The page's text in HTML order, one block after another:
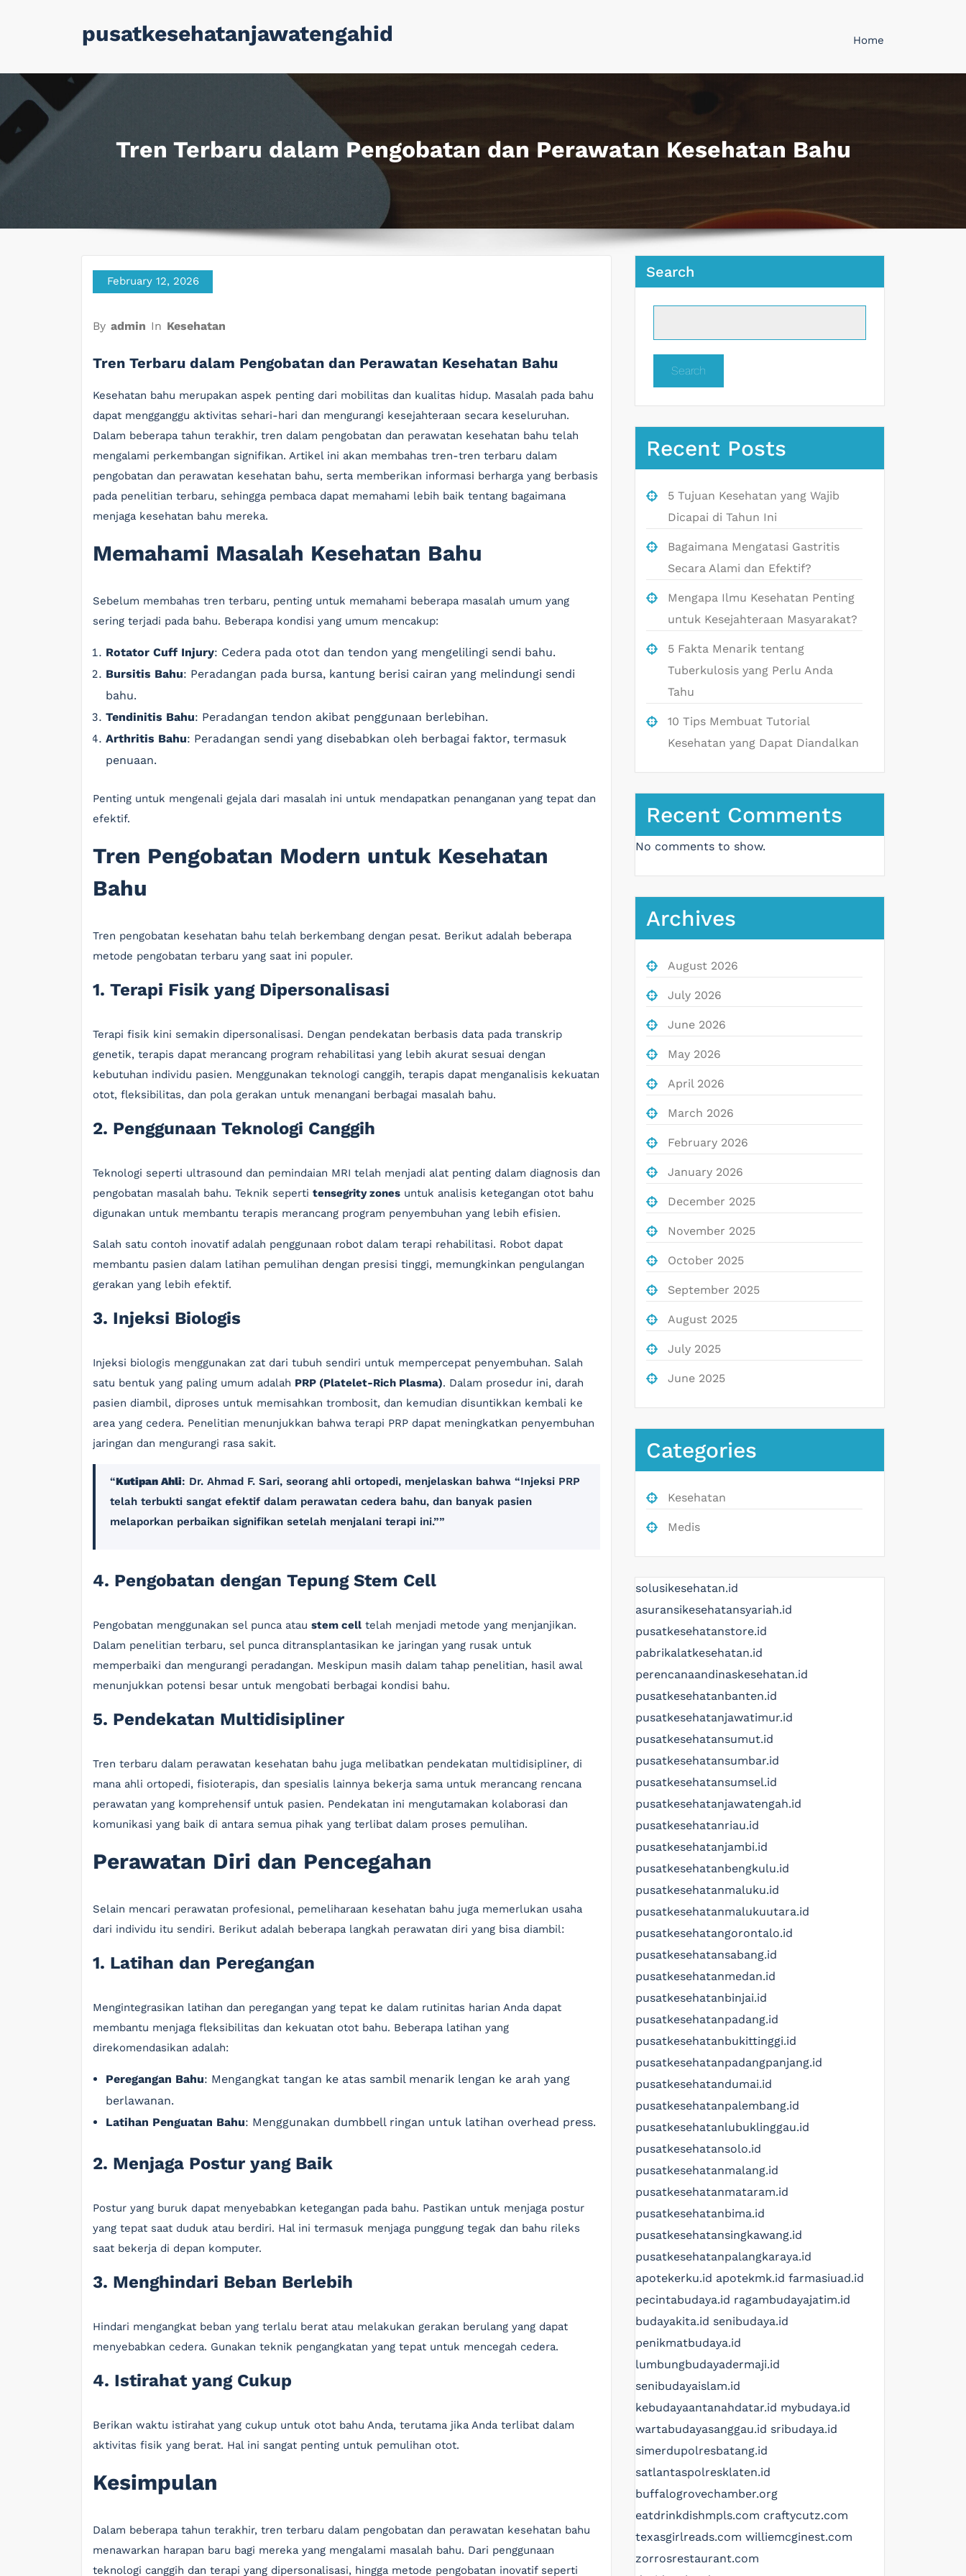
pusatkesehatanjawatengahid Home
Tren Terbaru dalam Pengobatan dan Perawatan Kesehatan Bahu
February 12, 2026
By admin In Kesehatan
Tren Terbaru dalam Pengobatan dan Perawatan Kesehatan Bahu
Kesehatan bahu merupakan aspek penting dari mobilitas dan kualitas hidup. Masalah pada bahu
dapat mengganggu aktivitas sehari-hari dan mengurangi kesejahteraan secara keseluruhan.
Dalam beberapa tahun terakhir, tren dalam pengobatan dan perawatan kesehatan bahu telah
mengalami perkembangan signifikan. Artikel ini akan membahas tren-tren terbaru dalam
pengobatan dan perawatan kesehatan bahu, serta memberikan informasi berharga yang berbasis
pada penelitian terbaru, sehingga pembaca dapat memahami lebih baik tentang bagaimana
menjaga kesehatan bahu mereka.
Memahami Masalah Kesehatan Bahu
Sebelum membahas tren terbaru, penting untuk memahami beberapa masalah umum yang
sering terjadi pada bahu. Beberapa kondisi yang umum mencakup:
Rotator Cuff Injury: Cedera pada otot dan tendon yang mengelilingi sendi bahu.
Bursitis Bahu: Peradangan pada bursa, kantung berisi cairan yang melindungi sendi
bahu.
Tendinitis Bahu: Peradangan tendon akibat penggunaan berlebihan.
Arthritis Bahu: Peradangan sendi yang disebabkan oleh berbagai faktor, termasuk
penuaan.
Penting untuk mengenali gejala dari masalah ini untuk mendapatkan penanganan yang tepat dan
efektif.
Tren Pengobatan Modern untuk Kesehatan
Bahu
Tren pengobatan kesehatan bahu telah berkembang dengan pesat. Berikut adalah beberapa
metode pengobatan terbaru yang saat ini populer.
1. Terapi Fisik yang Dipersonalisasi
Terapi fisik kini semakin dipersonalisasi. Dengan pendekatan berbasis data pada transkrip
genetik, terapis dapat merancang program rehabilitasi yang lebih akurat sesuai dengan
kebutuhan individu pasien. Menggunakan teknologi canggih, terapis dapat menganalisis kekuatan
otot, fleksibilitas, dan pola gerakan untuk menangani berbagai masalah bahu.
2. Penggunaan Teknologi Canggih
Teknologi seperti ultrasound dan pemindaian MRI telah menjadi alat penting dalam diagnosis dan
pengobatan masalah bahu. Teknik seperti tensegrity zones untuk analisis ketegangan otot bahu
digunakan untuk membantu terapis merancang program penyembuhan yang lebih efisien.
Salah satu contoh inovatif adalah penggunaan robot dalam terapi rehabilitasi. Robot dapat
membantu pasien dalam latihan pemulihan dengan presisi tinggi, memungkinkan pengulangan
gerakan yang lebih efektif.
3. Injeksi Biologis
Injeksi biologis menggunakan zat dari tubuh sendiri untuk mempercepat penyembuhan. Salah
satu bentuk yang paling umum adalah PRP (Platelet-Rich Plasma). Dalam prosedur ini, darah
pasien diambil, diproses untuk memisahkan trombosit, dan kemudian disuntikkan kembali ke
area yang cedera. Penelitian menunjukkan bahwa terapi PRP dapat meningkatkan penyembuhan
jaringan dan mengurangi rasa sakit.
Kutipan Ahli: Dr. Ahmad F. Sari, seorang ahli ortopedi, menjelaskan bahwa “Injeksi PRP
telah terbukti sangat efektif dalam perawatan cedera bahu, dan banyak pasien
melaporkan perbaikan signifikan setelah menjalani terapi ini.”
4. Pengobatan dengan Tepung Stem Cell
Pengobatan menggunakan sel punca atau stem cell telah menjadi metode yang menjanjikan.
Dalam penelitian terbaru, sel punca ditransplantasikan ke jaringan yang rusak untuk
memperbaiki dan mengurangi peradangan. Meskipun masih dalam tahap penelitian, hasil awal
menunjukkan potensi besar untuk mengobati berbagai kondisi bahu.
5. Pendekatan Multidisipliner
Tren terbaru dalam perawatan kesehatan bahu juga melibatkan pendekatan multidisipliner, di
mana ahli ortopedi, fisioterapis, dan spesialis lainnya bekerja sama untuk merancang rencana
perawatan yang komprehensif untuk pasien. Pendekatan ini mengutamakan kolaborasi dan
komunikasi yang baik di antara semua pihak yang terlibat dalam proses pemulihan.
Perawatan Diri dan Pencegahan
Selain mencari perawatan profesional, pemeliharaan kesehatan bahu juga memerlukan usaha
dari individu itu sendiri. Berikut adalah beberapa langkah perawatan diri yang bisa diambil:
1. Latihan dan Peregangan
Mengintegrasikan latihan dan peregangan yang tepat ke dalam rutinitas harian Anda dapat
membantu menjaga fleksibilitas dan kekuatan otot bahu. Beberapa latihan yang
direkomendasikan adalah:
Peregangan Bahu: Mengangkat tangan ke atas sambil menarik lengan ke arah yang
berlawanan.
Latihan Penguatan Bahu: Menggunakan dumbbell ringan untuk latihan overhead press.
2. Menjaga Postur yang Baik
Postur yang buruk dapat menyebabkan ketegangan pada bahu. Pastikan untuk menjaga postur
yang tepat saat duduk atau berdiri. Hal ini termasuk menjaga punggung tegak dan bahu rileks
saat bekerja di depan komputer.
3. Menghindari Beban Berlebih
Hindari mengangkat beban yang terlalu berat atau melakukan gerakan berulang yang dapat
menyebabkan cedera. Gunakan teknik pengangkatan yang tepat untuk mencegah cedera.
4. Istirahat yang Cukup
Berikan waktu istirahat yang cukup untuk otot bahu Anda, terutama jika Anda terlibat dalam
aktivitas fisik yang berat. Hal ini sangat penting untuk pemulihan otot.
Kesimpulan
Dalam beberapa tahun terakhir, tren terbaru dalam pengobatan dan perawatan kesehatan bahu
menawarkan harapan baru bagi mereka yang mengalami masalah bahu. Dari penggunaan
teknologi canggih dan terapi yang dipersonalisasi, hingga metode pengobatan inovatif seperti
Search
Search
Recent Posts
5 Tujuan Kesehatan yang Wajib
Dicapai di Tahun Ini
Bagaimana Mengatasi Gastritis
Secara Alami dan Efektif?
Mengapa Ilmu Kesehatan Penting
untuk Kesejahteraan Masyarakat?
5 Fakta Menarik tentang
Tuberkulosis yang Perlu Anda
Tahu
10 Tips Membuat Tutorial
Kesehatan yang Dapat Diandalkan
Recent Comments
No comments to show.
Archives
August 2026
July 2026
June 2026
May 2026
April 2026
March 2026
February 2026
January 2026
December 2025
November 2025
October 2025
September 2025
August 2025
July 2025
June 2025
Categories
Kesehatan
Medis
solusikesehatan.id
asuransikesehatansyariah.id
pusatkesehatanstore.id
pabrikalatkesehatan.id
perencanaandinaskesehatan.id
pusatkesehatanbanten.id
pusatkesehatanjawatimur.id
pusatkesehatansumut.id
pusatkesehatansumbar.id
pusatkesehatansumsel.id
pusatkesehatanjawatengah.id
pusatkesehatanriau.id
pusatkesehatanjambi.id
pusatkesehatanbengkulu.id
pusatkesehatanmaluku.id
pusatkesehatanmalukuutara.id
pusatkesehatangorontalo.id
pusatkesehatansabang.id
pusatkesehatanmedan.id
pusatkesehatanbinjai.id
pusatkesehatanpadang.id
pusatkesehatanbukittinggi.id
pusatkesehatanpadangpanjang.id
pusatkesehatandumai.id
pusatkesehatanpalembang.id
pusatkesehatanlubuklinggau.id
pusatkesehatansolo.id
pusatkesehatanmalang.id
pusatkesehatanmataram.id
pusatkesehatanbima.id
pusatkesehatansingkawang.id
pusatkesehatanpalangkaraya.id
apotekerku.id apotekmk.id farmasiuad.id
pecintabudaya.id ragambudayajatim.id
budayakita.id senibudaya.id
penikmatbudaya.id
lumbungbudayadermaji.id
senibudayaislam.id
kebudayaantanahdatar.id mybudaya.id
wartabudayasanggau.id sribudaya.id
simerdupolresbatang.id
satlantaspolresklaten.id
buffalogrovechamber.org
eatdrinkdishmpls.com craftycutz.com
texasgirlreads.com williemcginest.com
zorrosrestaurant.com